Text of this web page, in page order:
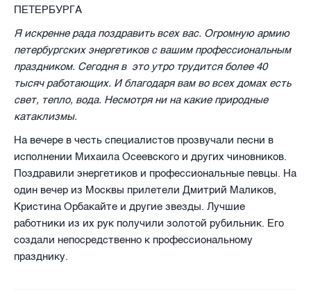
ПЕТЕРБУРГА
Я искренне рада поздравить всех вас. Огромную армию
петербургских энергетиков с вашим профессиональным
праздником. Сегодня в это утро трудится более 40
тысяч работающих. И благодаря вам во всех домах есть
свет, тепло, вода. Несмотря ни на какие природные
катаклизмы.
На вечере в честь специалистов прозвучали песни в
исполнении Михаила Осеевского и других чиновников.
Поздравили энергетиков и профессиональные певцы. На
один вечер из Москвы прилетели Дмитрий Маликов,
Кристина Орбакайте и другие звезды. Лучшие
работники из их рук получили золотой рубильник. Его
создали непосредственно к профессиональному
празднику.